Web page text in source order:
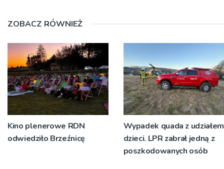
ZOBACZ RÓWNIEŻ
Kino plenerowe RDN
odwiedziło Brzeźnicę
Wypadek quada z udziałem
dzieci. LPR zabrał jedną z
poszkodowanych osób